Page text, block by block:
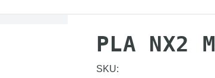
PLA NX2
SKU: